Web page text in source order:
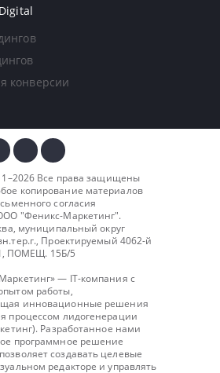
конверсии
Все права защищены
копирование материалов
согласия
"Феникс-Маркетинг".
муниципальный округ
Проектируемый 4062-й
ПОМЕЩ. 15Б/5
— IT-компания с
работы,
инновационные решения
процессом лидогенерации
Разработанное нами
программное решение
позволяет создавать целевые
редакторе и управлять